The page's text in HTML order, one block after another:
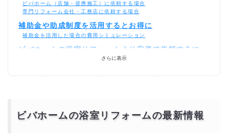
ビバホーム（店舗・提携施工）に依頼する場合
専門リフォーム会社・工務店に依頼する場合
補助金や助成制度を活用するとお得に
補助金を活用した場合の費用シミュレーション
ビバホームの浴室リフォームより安価で依頼するに
さらに表示
ビバホームの浴室リフォームの最新情報